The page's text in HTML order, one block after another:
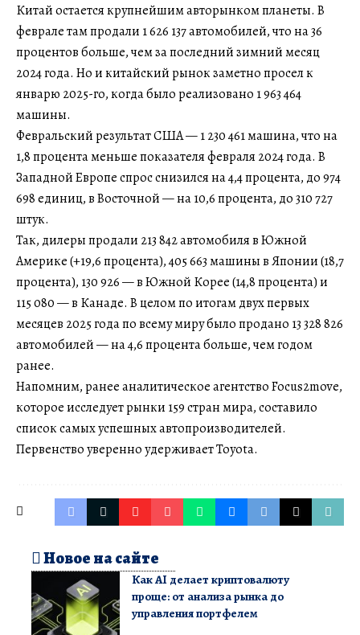
Китай остается крупнейшим авторынком планеты. В
феврале там продали 1 626 137 автомобилей, что на 36
процентов больше, чем за последний зимний месяц
2024 года. Но и китайский рынок заметно просел к
январю 2025-го, когда было реализовано 1 963 464
машины.
Февральский результат США — 1 230 461 машина, что на
1,8 процента меньше показателя февраля 2024 года. В
Западной Европе спрос снизился на 4,4 процента, до 974
698 единиц, в Восточной — на 10,6 процента, до 310 727
штук.
Так, дилеры продали 213 842 автомобиля в Южной
Америке (+19,6 процента), 405 663 машины в Японии (18,7
процента), 130 926 — в Южной Корее (14,8 процента) и
115 080 — в Канаде. В целом по итогам двух первых
месяцев 2025 года по всему миру было продано 13 328 826
автомобилей — на 4,6 процента больше, чем годом
ранее.
Напомним, ранее аналитическое агентство Focus2move,
которое исследует рынки 159 стран мира, составило
список самых успешных автопроизводителей.
Первенство уверенно удерживает Toyota.
Новое на сайте
Как AI делает криптовалюту
проще: от анализа рынка до
управления портфелем